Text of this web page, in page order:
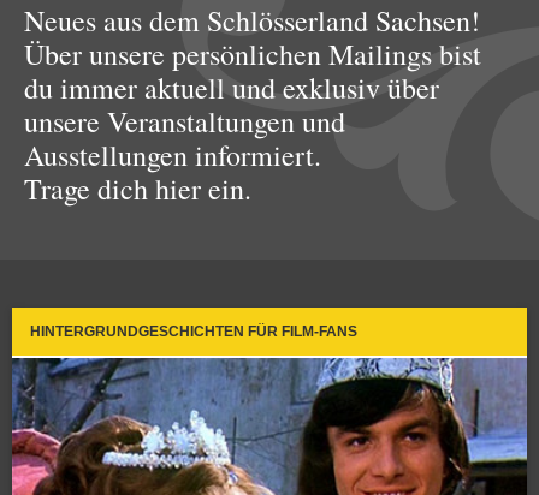
Neues aus dem Schlösserland Sachsen!
Über unsere persönlichen Mailings bist
du immer aktuell und exklusiv über
unsere Veranstaltungen und
Ausstellungen informiert.
Trage dich hier ein.
HINTERGRUNDGESCHICHTEN FÜR FILM-FANS